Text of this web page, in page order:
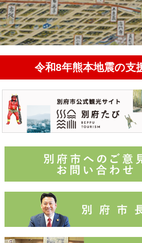
令和8年熊本地震の支